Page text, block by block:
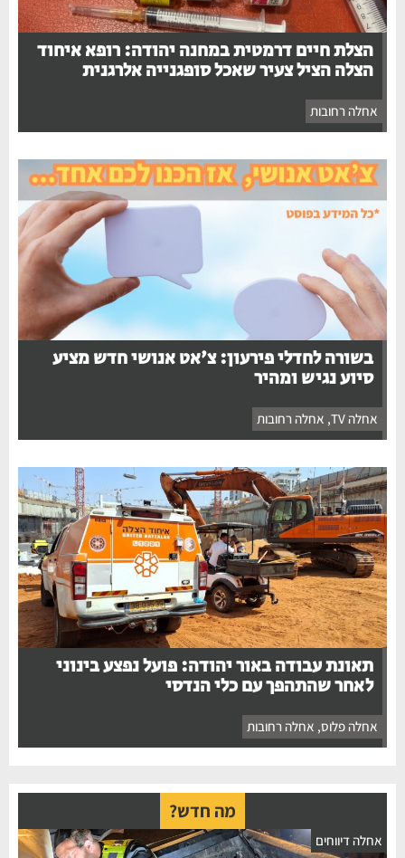
הצלת חיים דרמטית במחנה יהודה: רופא איחוד
הצלה הציל צעיר שאכל סופגנייה אלרגנית
אחלה רחובות
בשורה לחדלי פירעון: צ'אט אנושי חדש מציע
סיוע נגיש ומהיר
אחלה TV , אחלה רחובות
תאונת עבודה באור יהודה: פועל נפצע בינוני
לאחר שהתהפך עם כלי הנדסי
אחלה פלוס, אחלה רחובות
מה חדש?
אחלה דיווחים